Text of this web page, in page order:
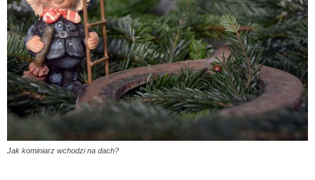
Jak kominiarz wchodzi na dach?